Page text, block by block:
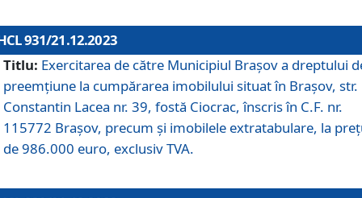
931/21.12.2023
Titlu: Exercitarea de către Municipiul Brașov a dreptului
preemțiune la cumpărarea imobilului situat în Brașov, str.
Constantin Lacea nr. 39, fostă Ciocrac, înscris în C.F. nr.
115772 Brașov, precum și imobilele extratabulare, la
de 986.000 euro, exclusiv TVA.